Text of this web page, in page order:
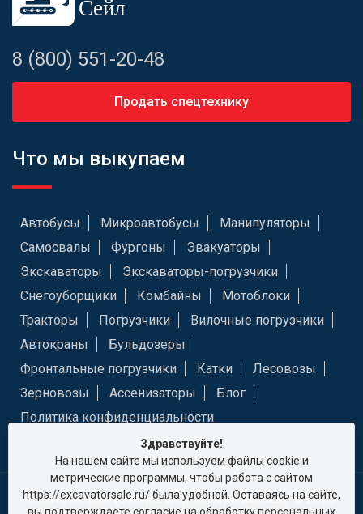
8 (800) 551-20-48
Продать спецтехнику
Что мы выкупаем
Автобусы Микроавтобусы
Манипуляторы
Самосвалы
Фургоны
Эвакуаторы
Экскаваторы
Экскаваторы-погрузчики
Снегоуборщики
Комбайны
Мотоблоки
Тракторы
Погрузчики
Вилочные погрузчики
Автокраны
Бульдозеры
Фронтальные погрузчики
Катки
Лесовозы
Зерновозы
Ассенизаторы
Блог
Политика конфиденциальности
Excavator Sale (Экскаватор Сейл) в Москве © 2026
Здравствуйте!
На нашем сайте мы используем файлы cookie и
метрические программы, чтобы работа с сайтом
https://excavatorsale.ru/ была удобной. Оставаясь на сайте,